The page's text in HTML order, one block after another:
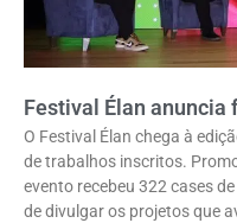
Festival Élan anuncia
O Festival Élan chega à
de trabalhos inscritos.
evento recebeu 322 cases
de divulgar os projetos que